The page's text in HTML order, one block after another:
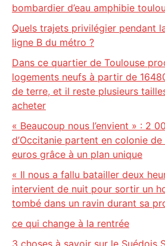
bombardier d’eau amphibie
Quels trajets privilégier pendant
ligne B du métro ?
Dans ce quartier de Toulouse
logements neufs à partir de
de terre, et il reste plusieurs
acheter
« Beaucoup nous l’envient » : 2
d’Occitanie partent en colonie
euros grâce à un plan unique
« Il nous a fallu batailler deux
intervient de nuit pour sortir un
tombé dans un ravin durant sa
ce qui change à la rentrée
3 choses à savoir sur le Suédois